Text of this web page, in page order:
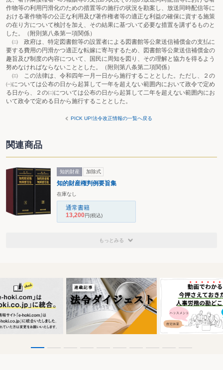
作物等の利用円滑化のための措置等の施行の状況を勘案し、放送同時配信等に
おける著作物等の公正な利用及び著作権者等の適正な利益の確保に資する施策
の在り方について検討を加え、その結果に基づいて必要な措置を講ずるものと
した。（附則第八条第一項関係）
㈡ 政府は、特定図書館等の設置者による図書館等公衆送信補償金の支払に
要する費用の円滑かつ適正な転嫁に寄与するため、図書館等公衆送信補償金の
趣旨及び制度の内容について、国民に周知を図り、その理解と協力を得るよう
努めなければならないこととした。（附則第八条第二項関係）
㈢ この法律は、令和四年一月一日から施行することとした。ただし、２の
㈠については公布の日から起算して一年を超えない範囲内において政令で定め
る日から、２の㈡については公布の日から起算して二年を超えない範囲内にお
いて政令で定める日から施行することとした。
PICK UP!法令改正情報の一覧へ戻る
関連商品
知的財産 加除式
知的財産権判例要旨集
在庫なし
通常書籍
13,200円(税込)
もっとみる